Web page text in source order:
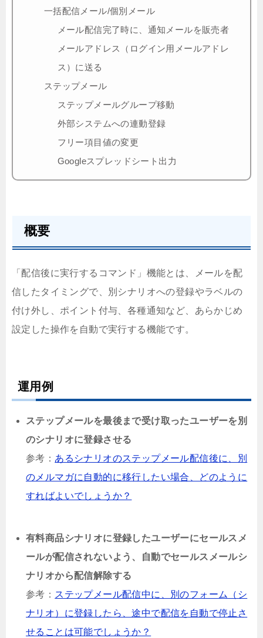
一括配信メール/個別メール
メール配信完了時に、通知メールを販売者
メールアドレス（ログイン用メールアドレ
ス）に送る
ステップメール
ステップメールグループ移動
外部システムへの連動登録
フリー項目値の変更
Googleスプレッドシート出力
概要
「配信後に実行するコマンド」機能とは、メールを配
信したタイミングで、別シナリオへの登録やラベルの
付け外し、ポイント付与、各種通知など、あらかじめ
設定した操作を自動で実行する機能です。
運用例
ステップメールを最後まで受け取ったユーザーを別
のシナリオに登録させる
参考： あるシナリオのステップメール配信後に、別
のメルマガに自動的に移行したい場合、どのように
すればよいでしょうか？
有料商品シナリオに登録したユーザーにセールスメ
ールが配信されないよう、自動でセールスメールシ
ナリオから配信解除する
参考： ステップメール配信中に、別のフォーム（シ
ナリオ）に登録したら、途中で配信を自動で停止さ
せることは可能でしょうか？